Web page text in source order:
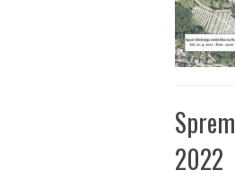
2022